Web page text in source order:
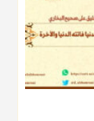
لقولهﷺ: